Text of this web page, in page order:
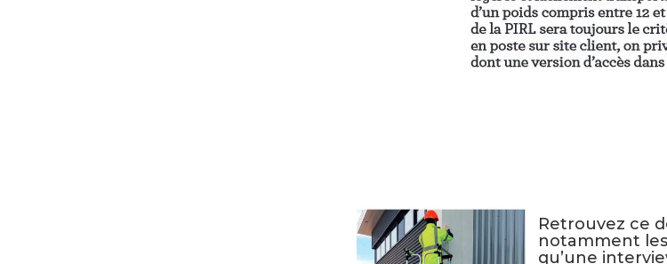
Retrouvez ce
notamment
qu’une